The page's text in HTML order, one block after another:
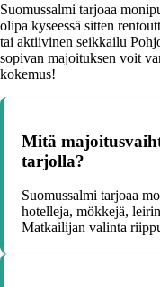
Suomussalmi tarjoaa
olipa kyseessä sitten
tai aktiivinen seikkailu
sopivan majoituksen voit
kokemus!
Mitä
tarjolla?
Suomussalmi tarjoaa
hotelleja, mökkejä,
Matkailijan valinta